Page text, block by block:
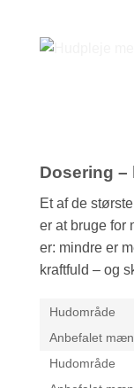
Dosering –
Et af de
er at bruge for
er: mindre er
kraftfuld – og